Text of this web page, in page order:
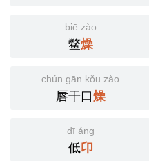
biē zào
鳖燥
chún gān kǒu zào
唇干口燥
dī áng
低卬